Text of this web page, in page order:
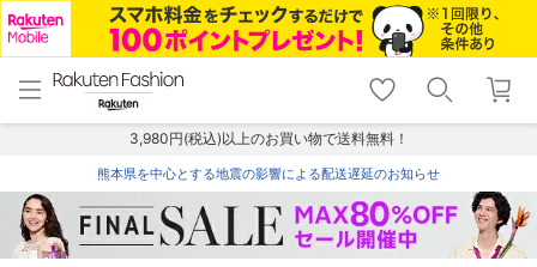
menu home
トップ
shopping_cart lock_outline
ログイン
3,980円(税込)以上のお買い物で送料無料！
熊本県を中心とする地震の影響による配送遅延のお知らせ